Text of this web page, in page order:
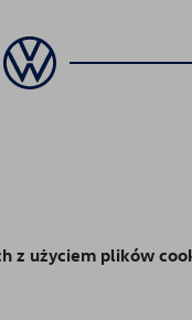
z użyciem plików